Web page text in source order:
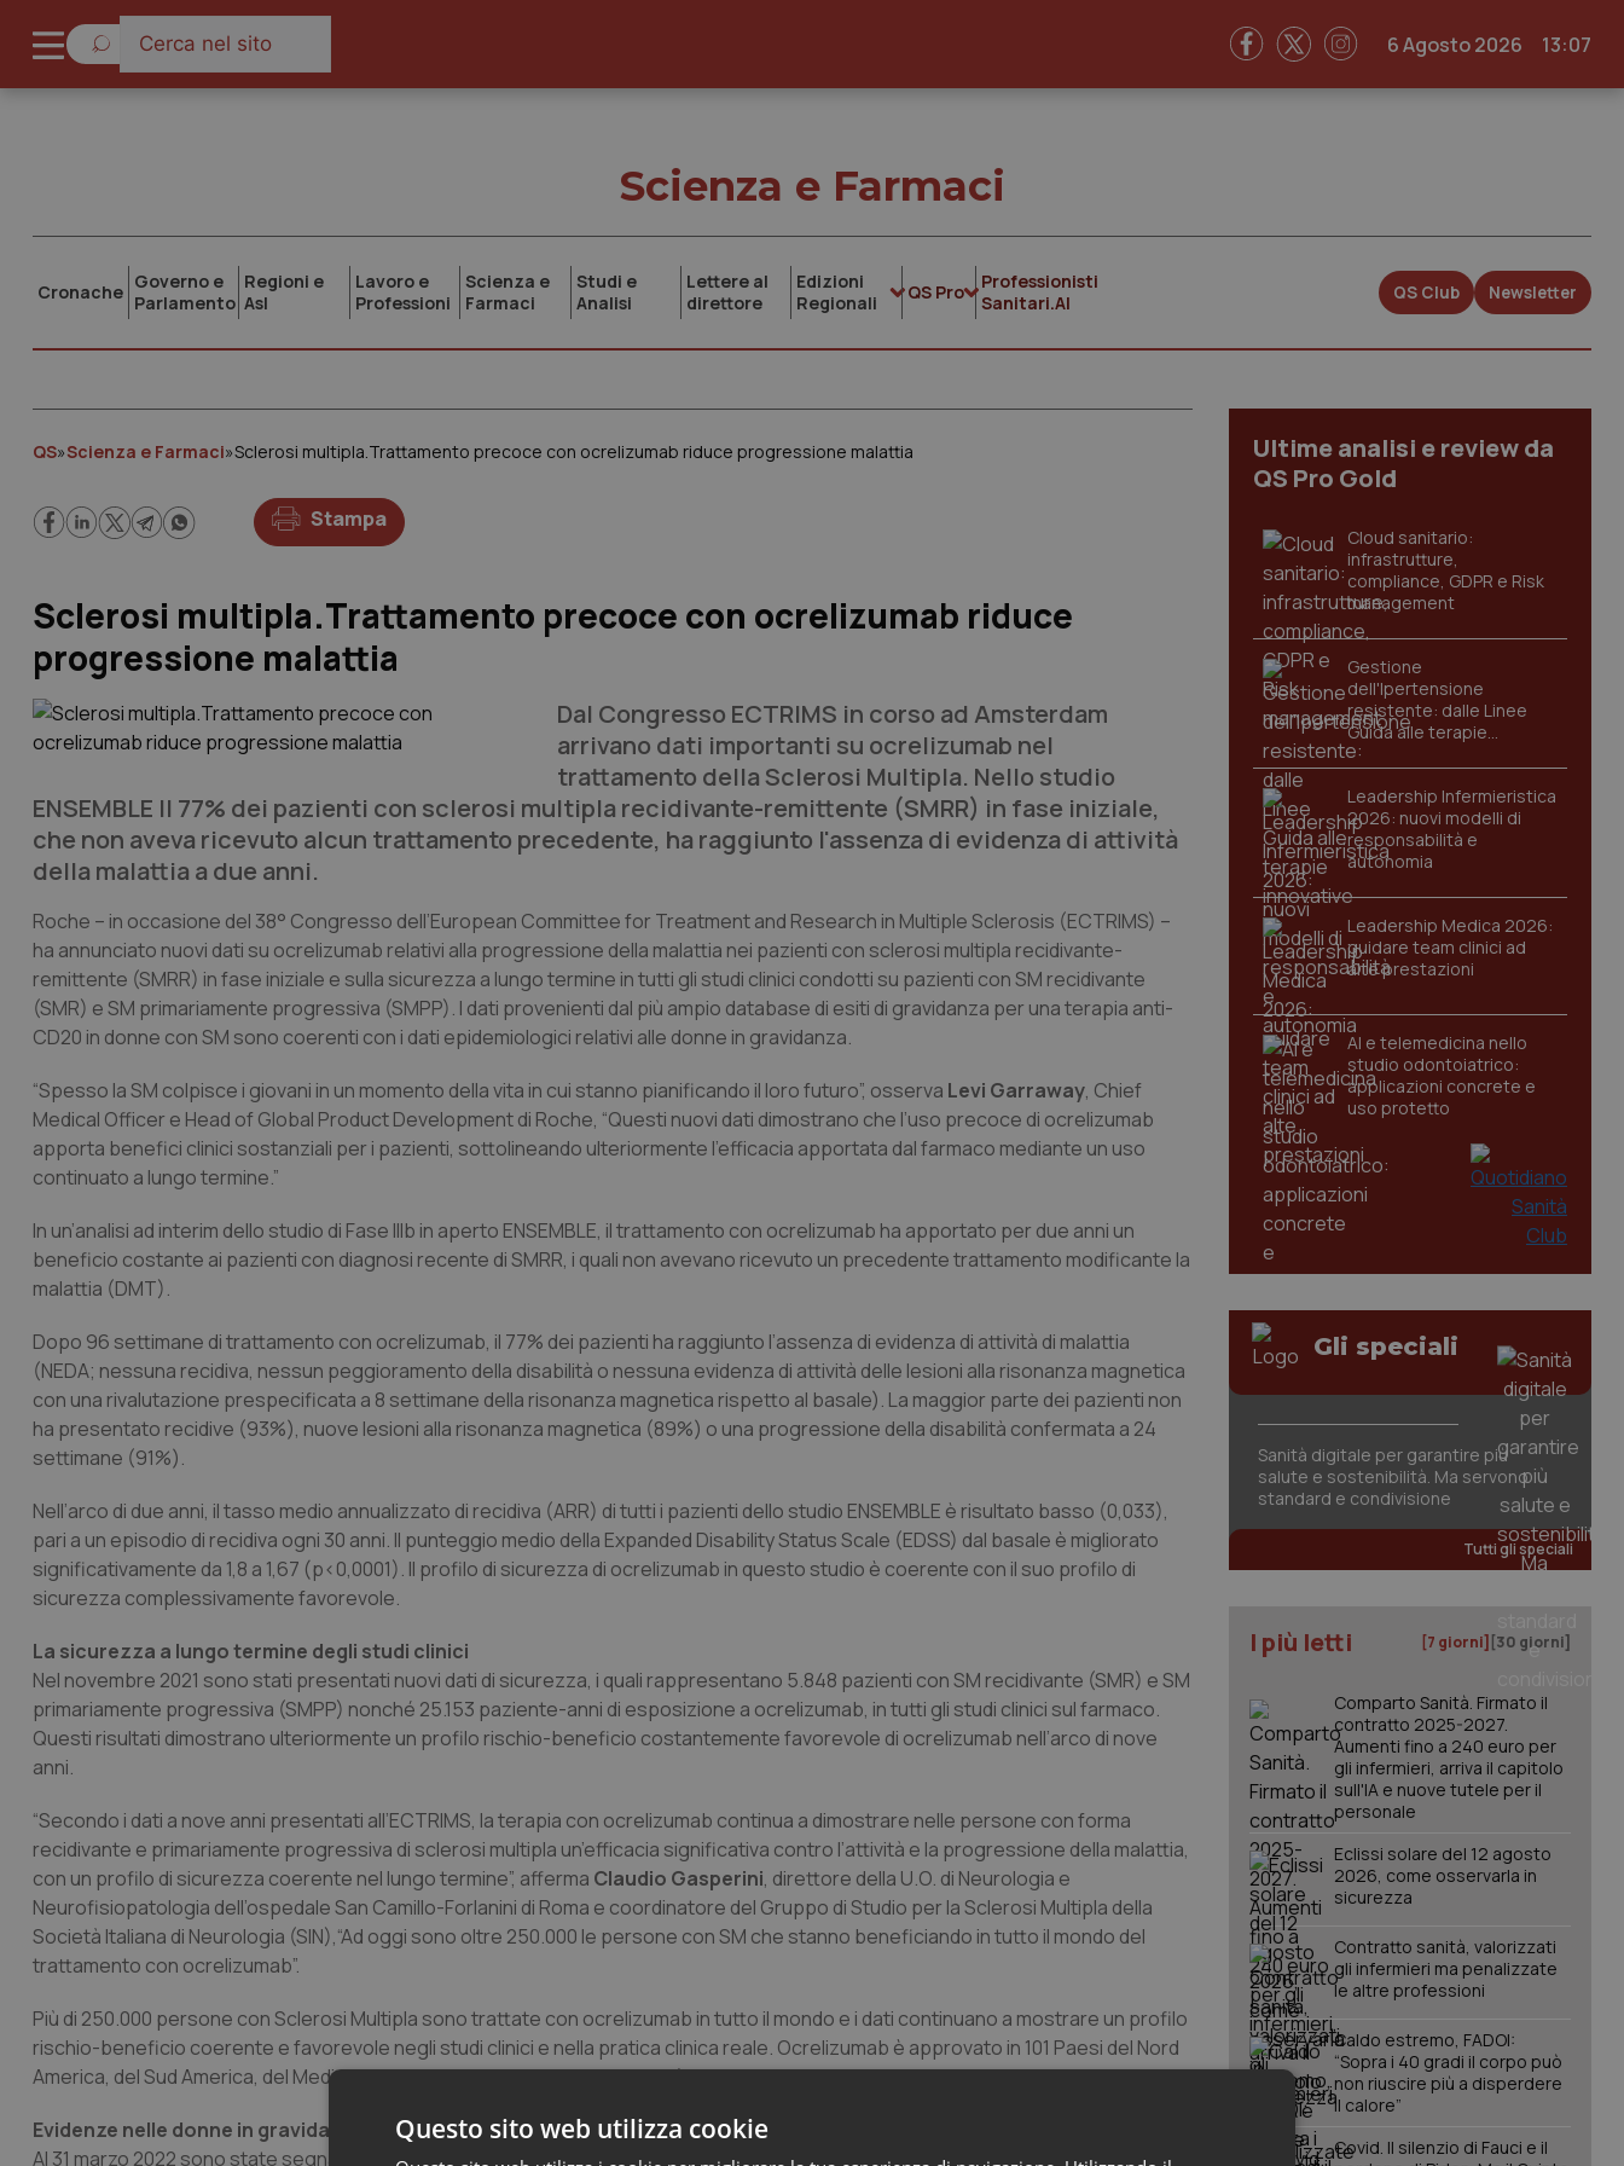
6 Agosto 2026 13:07
Scienza e Farmaci
Cronache Governo e
Parlamento
Regioni e
Asl
Lavoro e
Professioni
Scienza e
Farmaci
Studi e
Analisi
Lettere al
direttore
Edizioni
Regionali
QS Pro
Professionisti
Sanitari.AI
QS Club Newsletter
QS»Scienza e Farmaci»Sclerosi multipla.Trattamento precoce con ocrelizumab riduce progressione malattia
Stampa
Sclerosi multipla.Trattamento precoce con ocrelizumab riduce
progressione malattia
Dal Congresso ECTRIMS in corso ad Amsterdam
arrivano dati importanti su ocrelizumab nel
trattamento della Sclerosi Multipla. Nello studio
ENSEMBLE Il 77% dei pazienti con sclerosi multipla recidivante-remittente (SMRR) in fase iniziale,
che non aveva ricevuto alcun trattamento precedente, ha raggiunto l'assenza di evidenza di attività
della malattia a due anni.
Roche – in occasione del 38° Congresso dell’European Committee for Treatment and Research in Multiple Sclerosis (ECTRIMS) –
ha annunciato nuovi dati su ocrelizumab relativi alla progressione della malattia nei pazienti con sclerosi multipla recidivante-
remittente (SMRR) in fase iniziale e sulla sicurezza a lungo termine in tutti gli studi clinici condotti su pazienti con SM recidivante
(SMR) e SM primariamente progressiva (SMPP). I dati provenienti dal più ampio database di esiti di gravidanza per una terapia anti-
CD20 in donne con SM sono coerenti con i dati epidemiologici relativi alle donne in gravidanza.
“Spesso la SM colpisce i giovani in un momento della vita in cui stanno pianificando il loro futuro”, osserva Levi Garraway, Chief
Medical Officer e Head of Global Product Development di Roche, “Questi nuovi dati dimostrano che l’uso precoce di ocrelizumab
apporta benefici clinici sostanziali per i pazienti, sottolineando ulteriormente l’efficacia apportata dal farmaco mediante un uso
continuato a lungo termine.”
In un’analisi ad interim dello studio di Fase IIIb in aperto ENSEMBLE, il trattamento con ocrelizumab ha apportato per due anni un
beneficio costante ai pazienti con diagnosi recente di SMRR, i quali non avevano ricevuto un precedente trattamento modificante la
malattia (DMT).
Dopo 96 settimane di trattamento con ocrelizumab, il 77% dei pazienti ha raggiunto l’assenza di evidenza di attività di malattia
(NEDA; nessuna recidiva, nessun peggioramento della disabilità o nessuna evidenza di attività delle lesioni alla risonanza magnetica
con una rivalutazione prespecificata a 8 settimane della risonanza magnetica rispetto al basale). La maggior parte dei pazienti non
ha presentato recidive (93%), nuove lesioni alla risonanza magnetica (89%) o una progressione della disabilità confermata a 24
settimane (91%).
Nell’arco di due anni, il tasso medio annualizzato di recidiva (ARR) di tutti i pazienti dello studio ENSEMBLE è risultato basso (0,033),
pari a un episodio di recidiva ogni 30 anni. Il punteggio medio della Expanded Disability Status Scale (EDSS) dal basale è migliorato
significativamente da 1,8 a 1,67 (p<0,0001). Il profilo di sicurezza di ocrelizumab in questo studio è coerente con il suo profilo di
sicurezza complessivamente favorevole.
La sicurezza a lungo termine degli studi clinici
Nel novembre 2021 sono stati presentati nuovi dati di sicurezza, i quali rappresentano 5.848 pazienti con SM recidivante (SMR) e SM
primariamente progressiva (SMPP) nonché 25.153 paziente-anni di esposizione a ocrelizumab, in tutti gli studi clinici sul farmaco.
Questi risultati dimostrano ulteriormente un profilo rischio-beneficio costantemente favorevole di ocrelizumab nell’arco di nove
anni.
“Secondo i dati a nove anni presentati all’ECTRIMS, la terapia con ocrelizumab continua a dimostrare nelle persone con forma
recidivante e primariamente progressiva di sclerosi multipla un’efficacia significativa contro l’attività e la progressione della malattia,
con un profilo di sicurezza coerente nel lungo termine”, afferma Claudio Gasperini, direttore della U.O. di Neurologia e
Neurofisiopatologia dell’ospedale San Camillo-Forlanini di Roma e coordinatore del Gruppo di Studio per la Sclerosi Multipla della
Società Italiana di Neurologia (SIN),“Ad oggi sono oltre 250.000 le persone con SM che stanno beneficiando in tutto il mondo del
trattamento con ocrelizumab”.
Più di 250.000 persone con Sclerosi Multipla sono trattate con ocrelizumab in tutto il mondo e i dati continuano a mostrare un profilo
rischio-beneficio coerente e favorevole negli studi clinici e nella pratica clinica reale. Ocrelizumab è approvato in 101 Paesi del Nord
America, del Sud America, del Medio Oriente, dell’Europa orientale, nonché in Australia, Svizzera, Regno Unito e Unione Europea.
Evidenze nelle donne in gravidanza trattate con ocrelizumab e nei loro bambini
Al 31 marzo 2022 sono state segnalate 2.020 gravidanze cumulative con SM, di cui 705 (35%) con esposizione in utero a
Ultime analisi e review da
QS Pro Gold
Cloud sanitario:
infrastrutture,
compliance, GDPR e Risk
management
Gestione
dell'Ipertensione
resistente: dalle Linee
Guida alle terapie
innovative
Leadership Infermieristica
2026: nuovi modelli di
responsabilità e
autonomia
Leadership Medica 2026:
guidare team clinici ad
alte prestazioni
AI e telemedicina nello
studio odontoiatrico:
applicazioni concrete e
uso protetto
Gli speciali
Sanità digitale per garantire più
salute e sostenibilità. Ma servono
standard e condivisione
Tutti gli speciali
I più letti [7 giorni] [30 giorni]
Comparto Sanità. Firmato il
contratto 2025-2027.
Aumenti fino a 240 euro per
gli infermieri, arriva il capitolo
sull'IA e nuove tutele per il
personale
Eclissi solare del 12 agosto
2026, come osservarla in
sicurezza
Contratto sanità, valorizzati
gli infermieri ma penalizzate
le altre professioni
Caldo estremo, FADOI:
“Sopra i 40 gradi il corpo può
non riuscire più a disperdere
il calore”
Covid. Il silenzio di Fauci e il
Questo sito web utilizza cookie